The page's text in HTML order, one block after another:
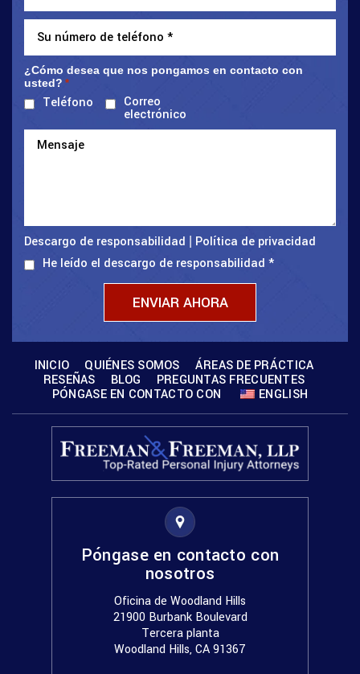
¿Cómo desea que nos pongamos en contacto con
usted? *
Teléfono Correo
electrónico
Descargo de responsabilidad
Política de privacidad
He leído el descargo de responsabilidad *
INICIO QUIÉNES SOMOS
ÁREAS DE PRÁCTICA
RESEÑAS
BLOG
PREGUNTAS FRECUENTES
PÓNGASE EN CONTACTO CON
ENGLISH
Póngase en contacto con
nosotros
Oficina de Woodland Hills
21900 Burbank Boulevard
Tercera planta
Woodland Hills, CA 91367